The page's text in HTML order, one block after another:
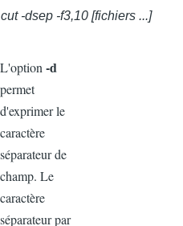
cut -dsep -f3,10 [fichiers ...]
L'option -d
permet
d'exprimer le
caractère
séparateur de
champ. Le
caractère
séparateur par